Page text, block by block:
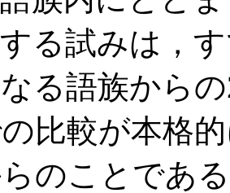
る試みは，
る語族から
比較が本格
のことであ